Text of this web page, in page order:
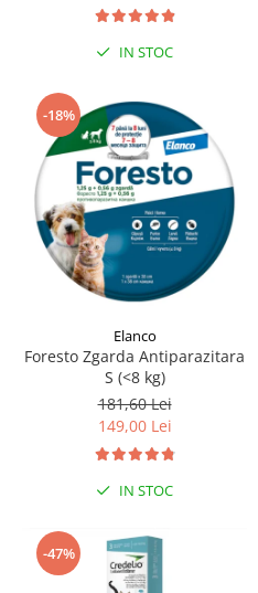
IN STOC
-18%
Elanco
Foresto Zgarda Antiparazitara
S (<8 kg)
181,60 Lei
149,00 Lei
IN STOC
-47%